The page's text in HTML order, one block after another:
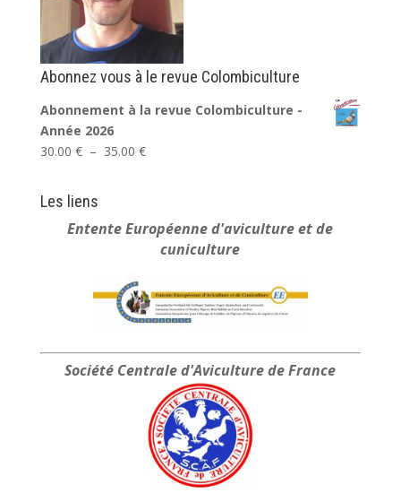
Abonnez vous à le revue Colombiculture
Abonnement à la revue Colombiculture -
Année 2026
30.00 € – 35.00 €Plage
à
35.00 €
Les liens
Entente Européenned'aviculture et de
cuniculture
Société Centraled'Aviculture de France